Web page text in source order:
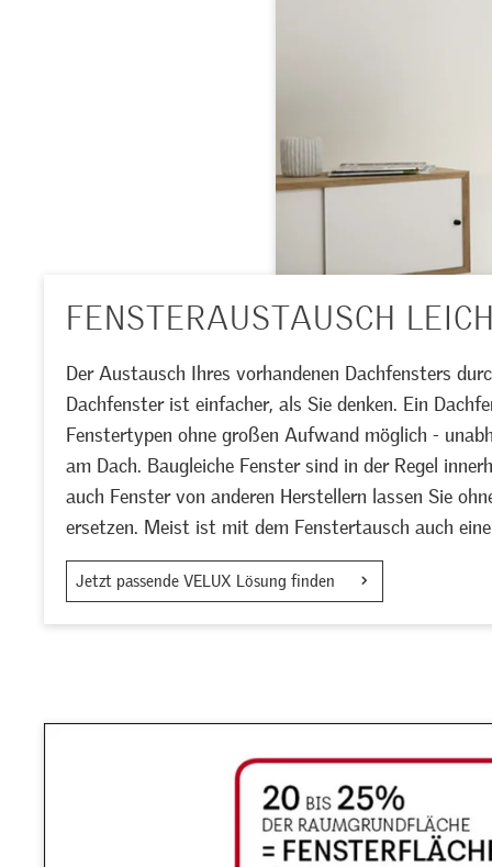
FENSTERAUSTAUSCH
Der Austausch Ihres vorhandenen Dachfensters
Dachfenster ist einfacher, als Sie denken. Ein
Fenstertypen ohne großen Aufwand möglich -
am Dach. Baugleiche Fenster sind in der Regel
auch Fenster von anderen Herstellern lassen Sie
ersetzen. Meist ist mit dem Fenstertausch auch
Jetzt passende VELUX Lösung finden